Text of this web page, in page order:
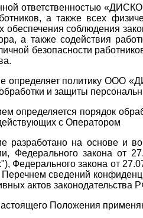
ответственностью
а также всех
обеспечения соблюдения
а также содействия
безопасности
определяет политику ООО
и защиты
определяется порядок
с Оператором
разработано на основе и во
Федерального закона
Федерального закона от
сведений
актов законодательства
Положения